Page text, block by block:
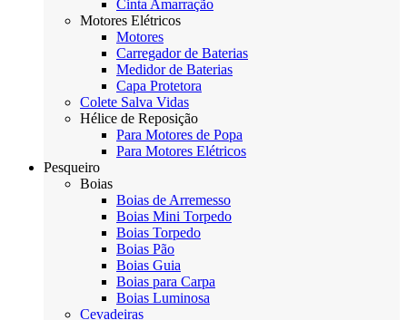
Cinta Amarração
Motores Elétricos
Motores
Carregador de Baterias
Medidor de Baterias
Capa Protetora
Colete Salva Vidas
Hélice de Reposição
Para Motores de Popa
Para Motores Elétricos
Pesqueiro
Boias
Boias de Arremesso
Boias Mini Torpedo
Boias Torpedo
Boias Pão
Boias Guia
Boias para Carpa
Boias Luminosa
Cevadeiras